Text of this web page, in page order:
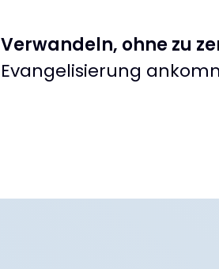
Verwandeln, ohne zu
Evangelisierung